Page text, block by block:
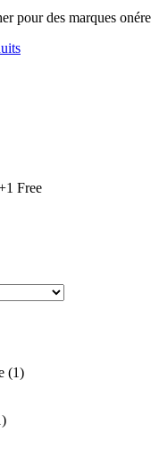
pour des marques
Free
(1)